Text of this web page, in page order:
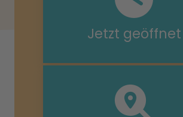
Jetzt geöffnet